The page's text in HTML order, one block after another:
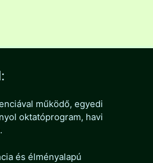
működő, egyedi
oktatóprogram, havi
és élményalapú